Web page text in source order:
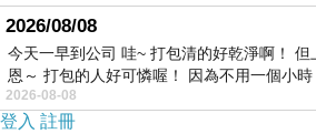
據」的重要趨勢。網路溫度計 林慧珍
洞察消費者臉譜，分析五螢碎片化
角度或方案，跟不同的族群溝通，要
好，方能讓品牌廣告有效觸及。
2026/08/08
今天一早到公司 哇~ 打包清的好乾淨啊！ 但
恩～ 打包的人好可憐喔！ 因為不用一個小
2026-08-08
登入 註冊